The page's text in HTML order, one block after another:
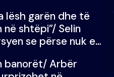
lësh garën dhe të
shtëpi”/ Selin
se përse nuk e
time deri në fund
banorët/ Arbër